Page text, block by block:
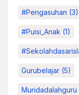
#pengasuhan (3)
#Puisi_Anak (1)
Gurubelajar (5)
Muridadalahguru